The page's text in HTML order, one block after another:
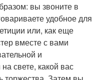
вы звоните в
удобное для
или, как еще
вместе с вами
и
свете, какой вас